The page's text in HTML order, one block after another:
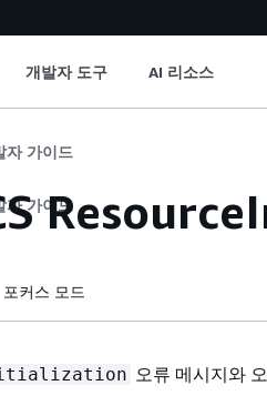
개발자 도구 AI 리소스
자 가이드
자 가이드
포커스 모드
오류 메시지와